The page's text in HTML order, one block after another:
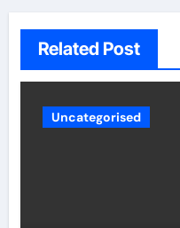
Related Post
Uncategorised